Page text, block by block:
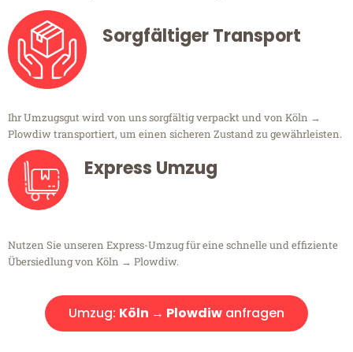
Sorgfältiger Transport
Ihr Umzugsgut wird von uns sorgfältig verpackt und von Köln →
Plowdiw transportiert, um einen sicheren Zustand zu gewährleisten.
Express Umzug
Nutzen Sie unseren Express-Umzug für eine schnelle und effiziente
Übersiedlung von Köln → Plowdiw.
Umzug: Köln → Plowdiw anfragen